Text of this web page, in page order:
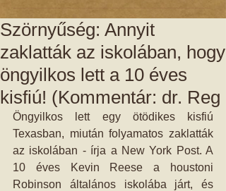
Szörnyűség: Annyit
zaklatták az iskolában, hogy
öngyilkos lett a 10 éves
kisfiú! (Kommentár: dr. Reg
Öngyilkos lett egy ötödikes kisfiú
Texasban, miután folyamatos zaklatták
az iskolában - írja a New York Post. A
10 éves Kevin Reese a houstoni
Robinson általános iskolába járt, és